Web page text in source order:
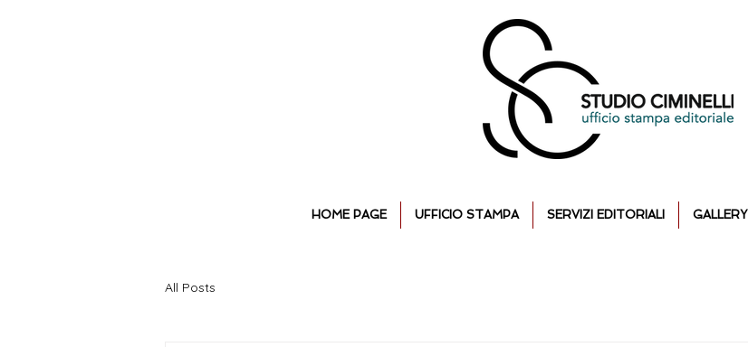
HOME PAGE UFFICIO STAMPA SERVIZI EDITORIALI GALLERY
All Posts